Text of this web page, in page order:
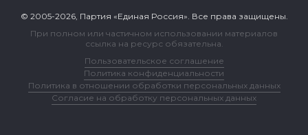
© 2005-2026, Партия «Единая Россия». Все права защищены.
При полном или частичном использовании материалов
ссылка на ресурс обязательна.
Пользовательское соглашение
Политика конфиденциальности
Политика в отношении обработки персональных данных
Согласие на обработку персональных данных